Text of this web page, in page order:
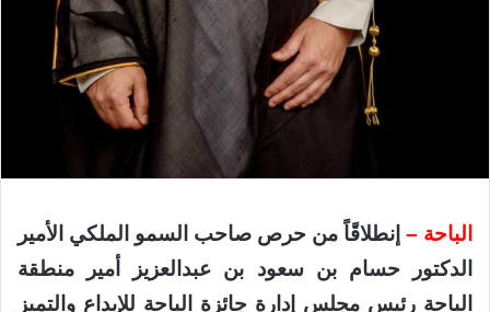
الباحة – إنطلاقًاً من حرص صاحب السمو الملكي الأمير
الدكتور حسام بن سعود بن عبدالعزيز أمير منطقة
الباحة رئيس مجلس إدارة جائزة الباحة للإبداع والتميز